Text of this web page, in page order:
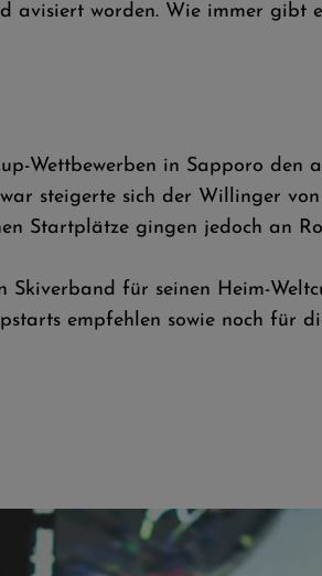
avisiert worden. Wie immer gibt
Wettbewerben in Sapporo
steigerte sich der Willinger
Startplätze gingen jedoch an
für seinen Heim-
empfehlen sowie noch für